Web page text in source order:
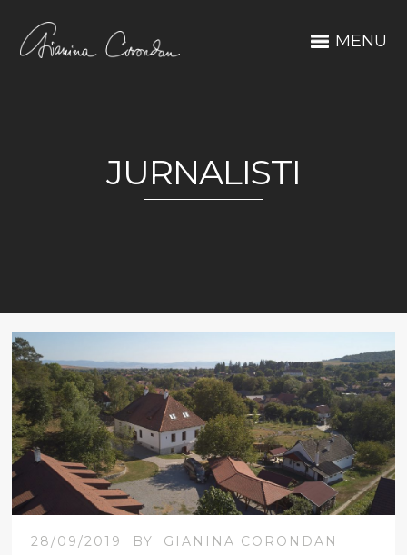
MENU
JURNALISTI
28/09/2019 BY GIANINA CORONDAN